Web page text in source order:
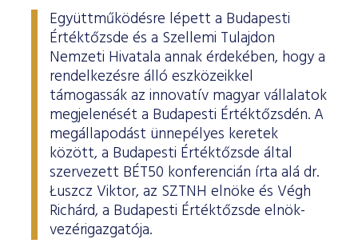
Együttműködésre lépett a Budapesti
Értéktőzsde és a Szellemi Tulajdon
Nemzeti Hivatala annak érdekében, hogy a
rendelkezésre álló eszközeikkel
támogassák az innovatív magyar vállalatok
megjelenését a Budapesti Értéktőzsdén. A
megállapodást ünnepélyes keretek
között, a Budapesti Értéktőzsde által
szervezett BÉT50 konferencián írta alá dr.
Łuszcz Viktor, az SZTNH elnöke és Végh
Richárd, a Budapesti Értéktőzsde elnök-
vezérigazgatója.